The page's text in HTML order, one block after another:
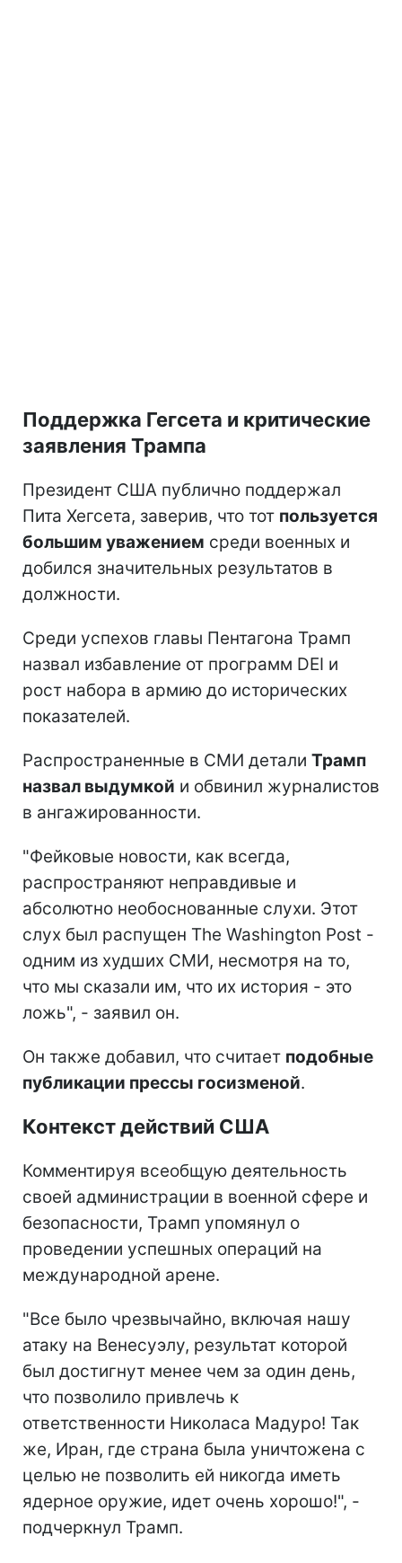
Поддержка Гегсета и критические
заявления Трампа
Президент США публично поддержал
Пита Хегсета, заверив, что тот пользуется
большим уважением среди военных и
добился значительных результатов в
должности.
Среди успехов главы Пентагона Трамп
назвал избавление от программ DEI и
рост набора в армию до исторических
показателей.
Распространенные в СМИ детали Трамп
назвал выдумкой и обвинил журналистов
в ангажированности.
"Фейковые новости, как всегда,
распространяют неправдивые и
абсолютно необоснованные слухи. Этот
слух был распущен The Washington Post -
одним из худших СМИ, несмотря на то,
что мы сказали им, что их история - это
ложь", - заявил он.
Он также добавил, что считает подобные
публикации прессы госизменой.
Контекст действий США
Комментируя всеобщую деятельность
своей администрации в военной сфере и
безопасности, Трамп упомянул о
проведении успешных операций на
международной арене.
"Все было чрезвычайно, включая нашу
атаку на Венесуэлу, результат которой
был достигнут менее чем за один день,
что позволило привлечь к
ответственности Николаса Мадуро! Так
же, Иран, где страна была уничтожена с
целью не позволить ей никогда иметь
ядерное оружие, идет очень хорошо!", -
подчеркнул Трамп.